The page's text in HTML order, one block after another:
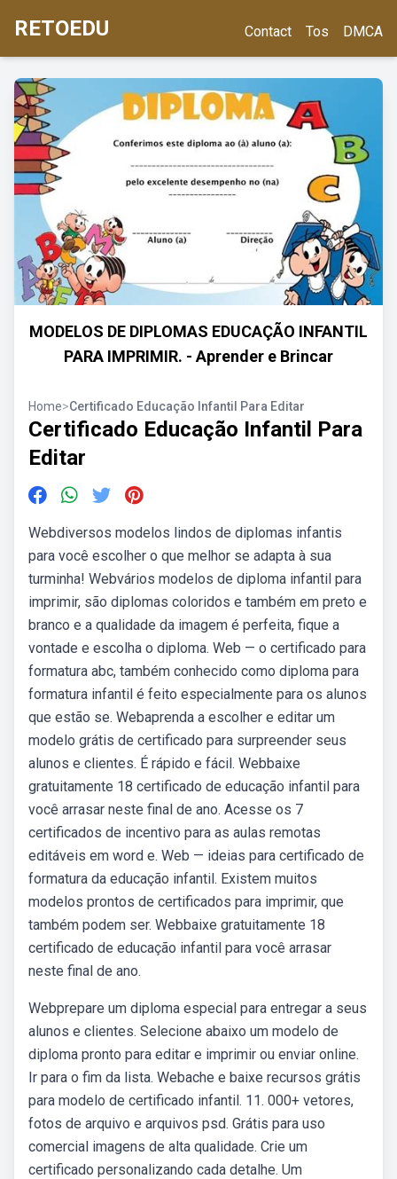
RETOEDU Contact Tos DMCA
MODELOS DE DIPLOMAS EDUCAÇÃO INFANTIL
PARA IMPRIMIR. - Aprender e Brincar
Home>Certificado Educação Infantil Para Editar
Certificado Educação Infantil Para
Editar
Webdiversos modelos lindos de diplomas infantis
para você escolher o que melhor se adapta à sua
turminha! Webvários modelos de diploma infantil para
imprimir, são diplomas coloridos e também em preto e
branco e a qualidade da imagem é perfeita, fique a
vontade e escolha o diploma. Web — o certificado para
formatura abc, também conhecido como diploma para
formatura infantil é feito especialmente para os alunos
que estão se. Webaprenda a escolher e editar um
modelo grátis de certificado para surpreender seus
alunos e clientes. É rápido e fácil. Webbaixe
gratuitamente 18 certificado de educação infantil para
você arrasar neste final de ano. Acesse os 7
certificados de incentivo para as aulas remotas
editáveis em word e. Web — ideias para certificado de
formatura da educação infantil. Existem muitos
modelos prontos de certificados para imprimir, que
também podem ser. Webbaixe gratuitamente 18
certificado de educação infantil para você arrasar
neste final de ano.
Webprepare um diploma especial para entregar a seus
alunos e clientes. Selecione abaixo um modelo de
diploma pronto para editar e imprimir ou enviar online.
Ir para o fim da lista. Webache e baixe recursos grátis
para modelo de certificado infantil. 11. 000+ vetores,
fotos de arquivo e arquivos psd. Grátis para uso
comercial imagens de alta qualidade. Crie um
certificado personalizando cada detalhe. Um